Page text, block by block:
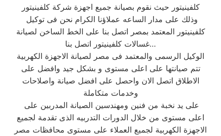
كلفينيتور حيث نقوم بصيانة جميع اجهزة شركة كلفينيتور
كلفينيتور المعتمد بمصر اتصل بنا على الخط الساخن لصيانة
غسالات كلفينيتور اتصل بنا…
الوكيل الرسمى والمعتمد فى مصر لصيانة الاجهزة الكهربية
تتم صيانتها على اعلى مستوى و بشكل جيد وافضل على
الاطلاق اتصل الان واحصل على افضل صيانة واصلاحات
وخدمات متكاملة
اعلى مستوى من خلال الدورات التدربيه الذى تقدمة لجميع
الاجهزة الكهربية لجميع العملاء على مستوى محافظات مصر